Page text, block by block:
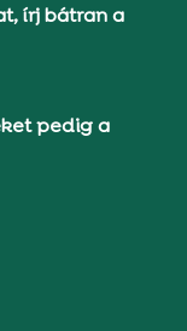
írj bátran a
pedig a